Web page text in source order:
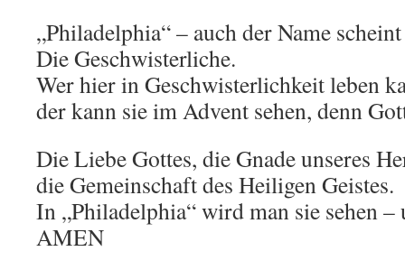
„Philadelphia“ – auch der Name
Die Geschwisterliche.
Wer hier in Geschwisterlichkeit leben
der kann sie im Advent sehen, denn
Die Liebe Gottes, die Gnade unseres
die Gemeinschaft des Heiligen Geistes.
In „Philadelphia“ wird man sie sehen –
AMEN